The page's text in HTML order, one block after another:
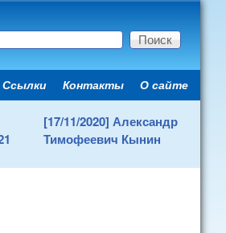
поиска
Secondary menu
Ссылки Контакты О сайте
[17/11/2020] Александр
Тимофеевич Кынин